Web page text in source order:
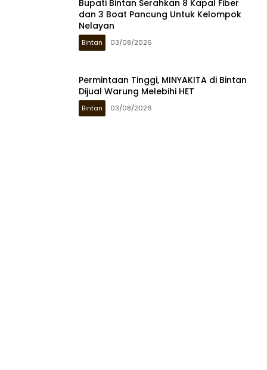
Bupati Bintan Serahkan 8 Kapal Fiber
dan 3 Boat Pancung Untuk Kelompok
Nelayan
Bintan 03/08/2026
Permintaan Tinggi, MINYAKITA di Bintan
Dijual Warung Melebihi HET
Bintan 03/08/2026